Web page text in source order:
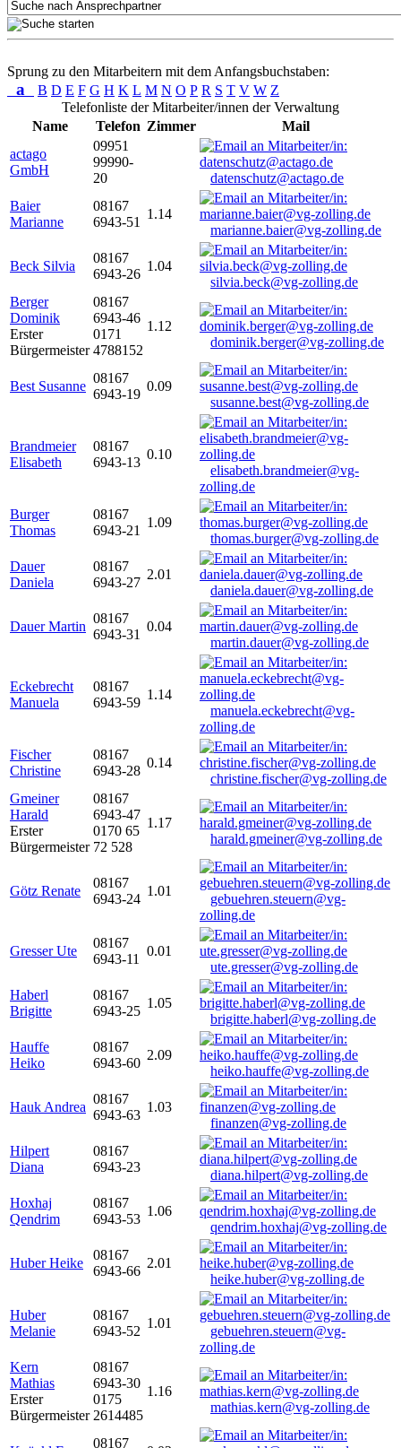
Sprung zu den Mitarbeitern mit dem Anfangsbuchstaben:
a B D E F G H K L M N O P R S T V W Z
Telefonliste der Mitarbeiter/innen der Verwaltung
Name
Telefon Zimmer
Mail
actago
GmbH
09951
99990-
20
datenschutz@actago.de
Baier
Marianne
08167
6943-51
1.14
marianne.baier@vg-zolling.de
Beck Silvia
08167
6943-26
1.04
silvia.beck@vg-zolling.de
Berger
Dominik
Erster
Bürgermeister
08167
6943-46
0171
4788152
1.12
dominik.berger@vg-zolling.de
Best Susanne
08167
6943-19
0.09
susanne.best@vg-zolling.de
Brandmeier
Elisabeth
08167
6943-13
0.10
elisabeth.brandmeier@vg-
zolling.de
Burger
Thomas
08167
6943-21
1.09
thomas.burger@vg-zolling.de
Dauer
Daniela
08167
6943-27
2.01
daniela.dauer@vg-zolling.de
Dauer Martin
08167
6943-31
0.04
martin.dauer@vg-zolling.de
Eckebrecht
Manuela
08167
6943-59
1.14
manuela.eckebrecht@vg-
zolling.de
Fischer
Christine
08167
6943-28
0.14
christine.fischer@vg-zolling.de
Gmeiner
Harald
Erster
Bürgermeister
08167
6943-47
0170 65
72 528
1.17
harald.gmeiner@vg-zolling.de
Götz Renate
08167
6943-24
1.01
gebuehren.steuern@vg-
zolling.de
Gresser Ute
08167
6943-11
0.01
ute.gresser@vg-zolling.de
Haberl
Brigitte
08167
6943-25
1.05
brigitte.haberl@vg-zolling.de
Hauffe
Heiko
08167
6943-60
2.09
heiko.hauffe@vg-zolling.de
Hauk Andrea
08167
6943-63
1.03
finanzen@vg-zolling.de
Hilpert
Diana
08167
6943-23
diana.hilpert@vg-zolling.de
Hoxhaj
Qendrim
08167
6943-53
1.06
qendrim.hoxhaj@vg-zolling.de
Huber Heike
08167
6943-66
2.01
heike.huber@vg-zolling.de
Huber
Melanie
08167
6943-52
1.01
gebuehren.steuern@vg-
zolling.de
Kern
Mathias
Erster
Bürgermeister
08167
6943-30
0175
2614485
1.16
mathias.kern@vg-zolling.de
08167